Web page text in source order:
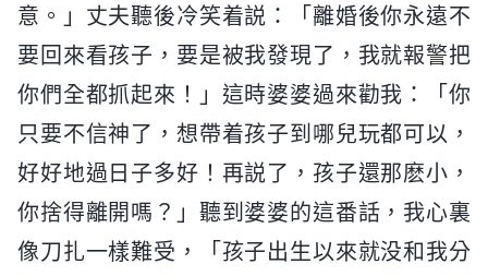
意。」丈夫聽後冷笑着説：「離婚後你永遠不
要回來看孩子，要是被我發現了，我就報警把
你們全都抓起來！」這時婆婆過來勸我：「你
只要不信神了，想帶着孩子到哪兒玩都可以，
好好地過日子多好！再説了，孩子還那麽小，
你捨得離開嗎？」聽到婆婆的這番話，我心裏
像刀扎一樣難受，「孩子出生以來就没和我分